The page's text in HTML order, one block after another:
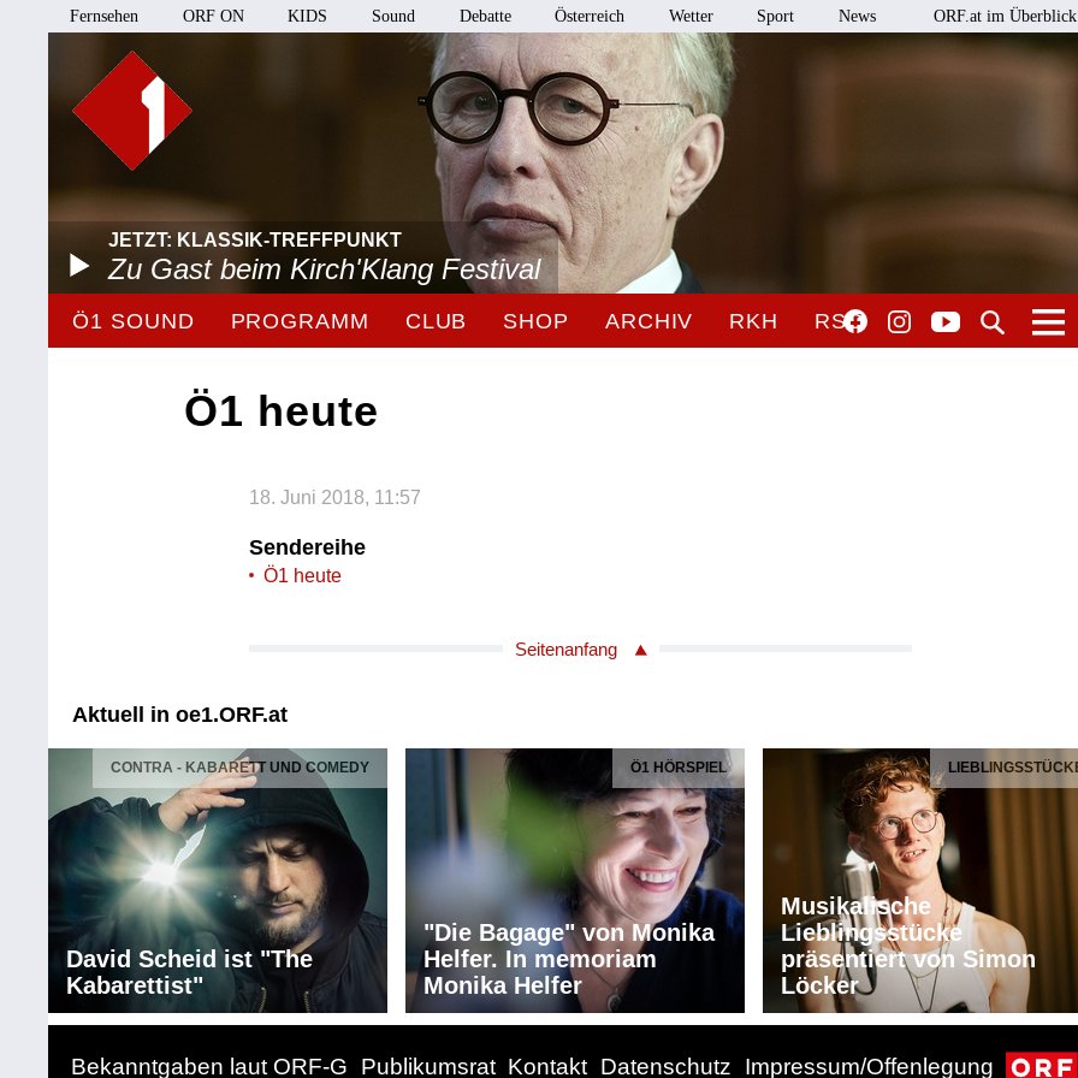
Fernsehen ORF ON KIDS Sound Debatte Österreich Wetter Sport News ORF.at im Überblick
JETZT: KLASSIK-TREFFPUNKT
Zu Gast beim Kirch'Klang Festival
Ö1 SOUND PROGRAMM CLUB SHOP ARCHIV RKH RSO
Ö1 heute
18. Juni 2018, 11:57
Sendereihe
Ö1 heute
Seitenanfang
Aktuell in oe1.ORF.at
CONTRA - KABARETT UND COMEDY
David Scheid ist "The
Kabarettist"
Ö1 HÖRSPIEL
"Die Bagage" von Monika
Helfer. In memoriam
Monika Helfer
Musikalische
Lieblingsstücke
präsentiert von Simon
Löcker
Bekanntgaben laut ORF-G Publikumsrat Kontakt Datenschutz Impressum/Offenlegung